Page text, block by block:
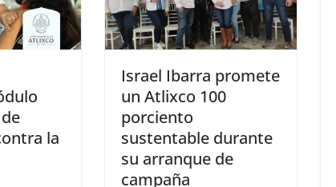
la
Israel Ibarra promete
un Atlixco 100
porciento
sustentable durante
su arranque de
campaña